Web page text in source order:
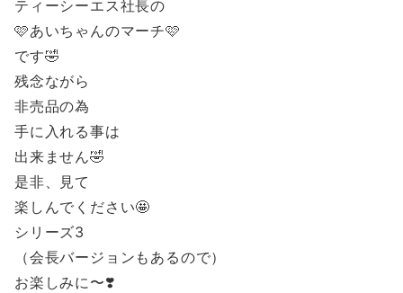
ティーシーエス社長の
🩷あいちゃんのマーチ🩷
です🤣
残念ながら
非売品の為
手に入れる事は
出来ません🤣
是非、見て
楽しんでください🤩
シリーズ3
（会長バージョンもあるので）
お楽しみに〜❣️